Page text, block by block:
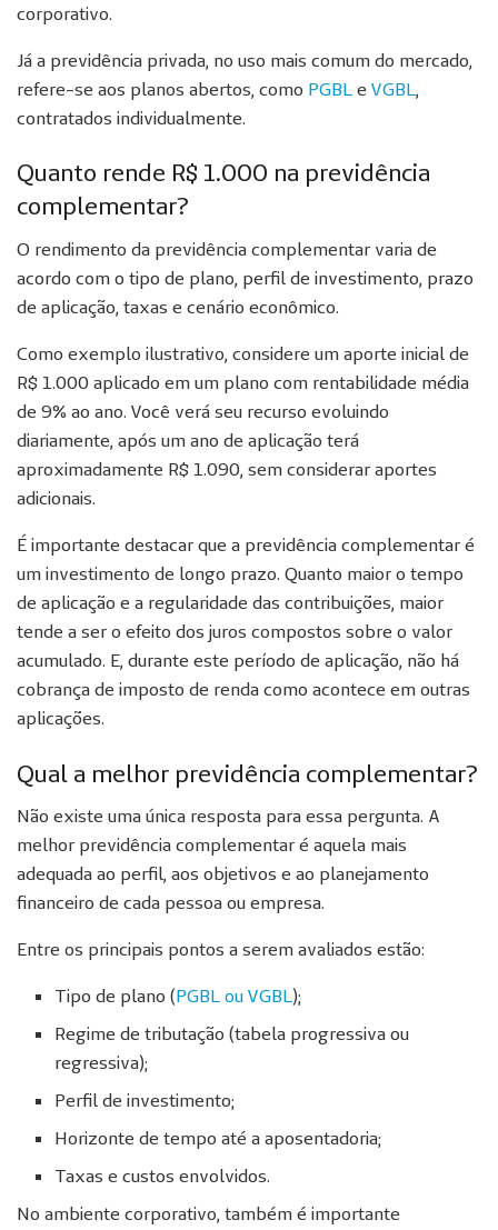
corporativo.
Já a previdência privada, no uso mais comum do mercado,
refere-se aos planos abertos, como PGBL e VGBL ,
contratados individualmente.
Quanto rende R$ 1.000 na previdência
complementar?
O rendimento da previdência complementar varia de
acordo com o tipo de plano, perfil de investimento, prazo
de aplicação, taxas e cenário econômico.
Como exemplo ilustrativo, considere um aporte inicial de
R$ 1.000 aplicado em um plano com rentabilidade média
de 9% ao ano. Você verá seu recurso evoluindo
diariamente, após um ano de aplicação terá
aproximadamente R$ 1.090, sem considerar aportes
adicionais.
É importante destacar que a previdência complementar é
um investimento de longo prazo. Quanto maior o tempo
de aplicação e a regularidade das contribuições, maior
tende a ser o efeito dos juros compostos sobre o valor
acumulado. E, durante este período de aplicação, não há
cobrança de imposto de renda como acontece em outras
aplicações.
Qual a melhor previdência complementar?
Não existe uma única resposta para essa pergunta. A
melhor previdência complementar é aquela mais
adequada ao perfil, aos objetivos e ao planejamento
financeiro de cada pessoa ou empresa.
Entre os principais pontos a serem avaliados estão:
Tipo de plano (PGBL ou VGBL);
Regime de tributação (tabela progressiva ou
regressiva);
Perfil de investimento;
Horizonte de tempo até a aposentadoria;
Taxas e custos envolvidos.
No ambiente corporativo, também é importante